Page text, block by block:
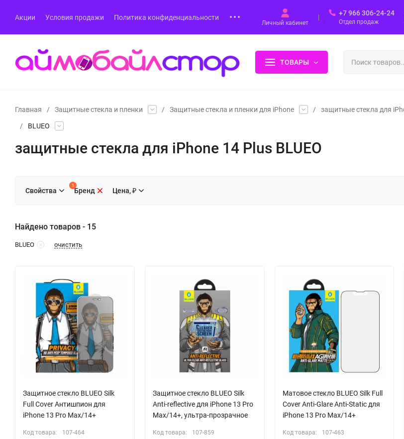
Акции Условия продажи Политика конфиденциальности
Личный кабинет
+7 966 306-24-24
Отдел продаж
ТОВАРЫ
Главная / Защитные стекла и пленки / Защитные стекла и пленки для iPhone / защитные стекла для
/ BLUEO
защитные стекла для iPhone 14 Plus BLUEO
Свойства Бренд
1
Цена, ₽
Найдено товаров - 15
BLUEO очистить
Защитное стекло BLUEO Silk
Full Cover Антишпион для
iPhone 13 Pro Max/14+
Код товара: 107-464
Защитное стекло BLUEO Silk
Anti-reflective для iPhone 13 Pro
Max/14+, ультра-прозрачное
Код товара: 107-859
Матовое стекло BLUEO Silk Full
Cover Anti-Glare Anti-Static для
iPhone 13 Pro Max/14+
Код товара: 107-463